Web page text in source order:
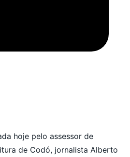
hoje pelo assessor de
de Codó, jornalista Alberto